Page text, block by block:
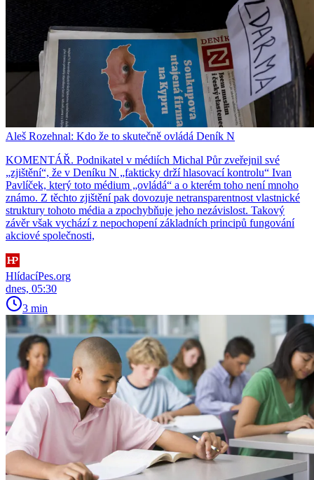
Aleš Rozehnal: Kdo že to skutečně ovládá Deník N
KOMENTÁŘ. Podnikatel v médiích Michal Půr zveřejnil své
„zjištění“, že v Deníku N „fakticky drží hlasovací kontrolu“ Ivan
Pavlíček, který toto médium „ovládá“ a o kterém toho není mnoho
známo. Z těchto zjištění pak dovozuje netransparentnost vlastnické
struktury tohoto média a zpochybňuje jeho nezávislost. Takový
závěr však vychází z nepochopení základních principů fungování
akciové společnosti,
HlídacíPes.org
dnes, 05:30
3 min